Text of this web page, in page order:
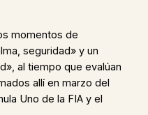
momentos de
seguridad» y un
al tiempo que evalúan
allí en marzo del
Uno de la FIA y el